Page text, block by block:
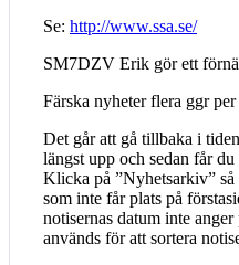
Se: http://www.ssa.se/
SM7DZV Erik gör ett
Färska nyheter flera ggr per
Det går att gå tillbaka i
längst upp och sedan får
Klicka på ”Nyhetsarkiv”
som inte får plats på
notisernas datum inte
används för att sortera